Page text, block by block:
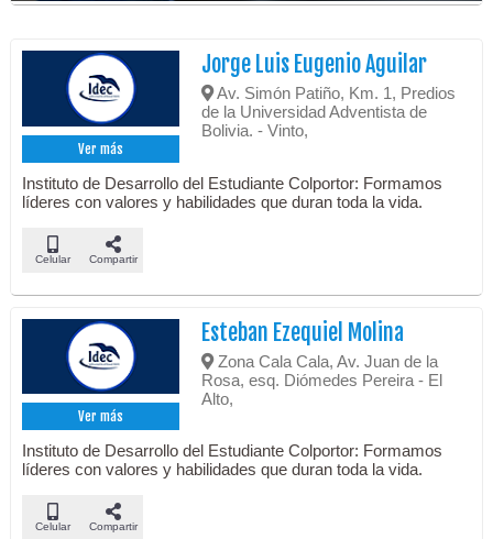
Ver más
Jorge Luis Eugenio Aguilar
Av. Simón Patiño, Km. 1, Predios
de la Universidad Adventista de
Bolivia. - Vinto,
Instituto de Desarrollo del Estudiante Colportor: Formamos
líderes con valores y habilidades que duran toda la vida.
Celular Compartir
Ver más
Esteban Ezequiel Molina
Zona Cala Cala, Av. Juan de la
Rosa, esq. Diómedes Pereira - El
Alto,
Instituto de Desarrollo del Estudiante Colportor: Formamos
líderes con valores y habilidades que duran toda la vida.
Celular Compartir